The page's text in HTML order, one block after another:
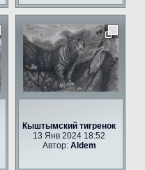
Кыштымский тигренок
13 Янв 2024 18:52
Автор: Aldem